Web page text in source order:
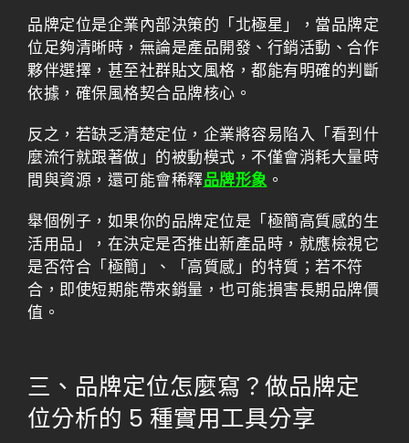
品牌定位是企業內部決策的「北極星」，當品牌定
位足夠清晰時，無論是產品開發、行銷活動、合作
夥伴選擇，甚至社群貼文風格，都能有明確的判斷
依據，確保風格契合品牌核心。
反之，若缺乏清楚定位，企業將容易陷入「看到什
麼流行就跟著做」的被動模式，不僅會消耗大量時
間與資源，還可能會稀釋品牌形象 。
舉個例子，如果你的品牌定位是「極簡高質感的生
活用品」，在決定是否推出新產品時，就應檢視它
是否符合「極簡」、「高質感」的特質；若不符
合，即使短期能帶來銷量，也可能損害長期品牌價
值。
三、品牌定位怎麼寫？做品牌定
位分析的 5 種實用工具分享